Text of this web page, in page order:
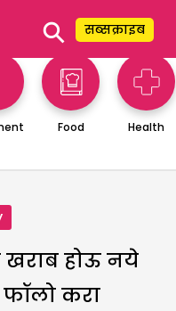
⚲ सब्सक्राइब
Food Health
होऊ नये
फॉलो करा